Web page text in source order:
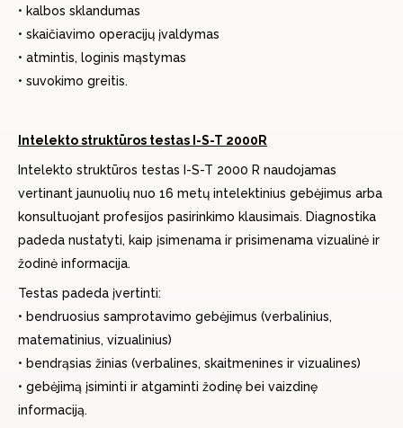
• kalbos sklandumas
• skaičiavimo operacijų įvaldymas
• atmintis, loginis mąstymas
• suvokimo greitis.
Intelekto struktūros testas I-S-T 2000R
Intelekto struktūros testas I-S-T 2000 R naudojamas
vertinant jaunuolių nuo 16 metų intelektinius gebėjimus arba
konsultuojant profesijos pasirinkimo klausimais. Diagnostika
padeda nustatyti, kaip įsimenama ir prisimenama vizualinė ir
žodinė informacija.
Testas padeda įvertinti:
• bendruosius samprotavimo gebėjimus (verbalinius,
matematinius, vizualinius)
• bendrąsias žinias (verbalines, skaitmenines ir vizualines)
• gebėjimą įsiminti ir atgaminti žodinę bei vaizdinę
informaciją.